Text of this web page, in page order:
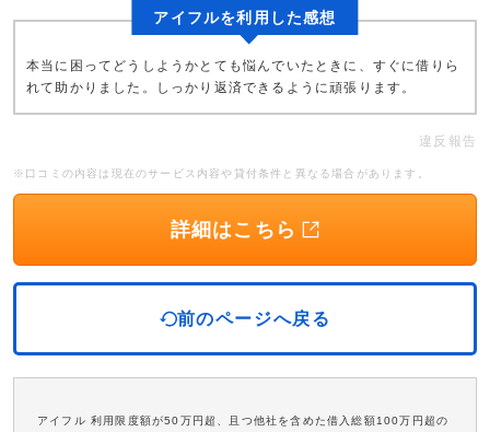
アイフルを利用した感想
本当に困ってどうしようかとても悩んでいたときに、すぐに借りら
れて助かりました。しっかり返済できるように頑張ります。
違反報告
※口コミの内容は現在のサービス内容や貸付条件と異なる場合があります。
詳細はこちら
前のページへ戻る
アイフル 利用限度額が50万円超、且つ他社を含めた借入総額100万円超の